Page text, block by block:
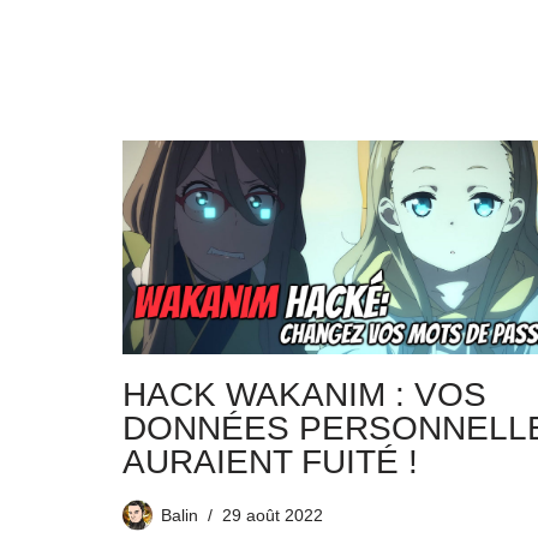
HACK WAKANIM : VOS
DONNÉES
AURAIENT FUITÉ !
Balin 29 août 2022